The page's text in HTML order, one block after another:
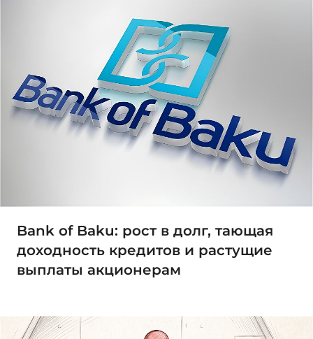
Bank of Baku: рост в долг, тающая
доходность кредитов и растущие
выплаты акционерам